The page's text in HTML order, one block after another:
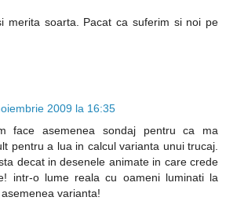
merita soarta. Pacat ca suferim si noi pe
2009 la 16:35
face asemenea sondaj pentru ca ma
pentru a lua in calcul varianta unui trucaj.
decat in desenele animate in care crede
intr-o lume reala cu oameni luminati la
varianta!